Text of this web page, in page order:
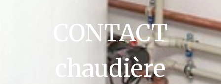
CONTACT
chaudière